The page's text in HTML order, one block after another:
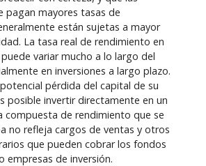
pagan mayores tasas de
están sujetas a mayor
La tasa real de rendimiento en
variar mucho a lo largo del
en inversiones a largo plazo.
pérdida del capital de su
posible invertir directamente en un
compuesta de rendimiento que se
no refleja cargos de ventas y otros
que pueden cobrar los fondos
empresas de inversión.